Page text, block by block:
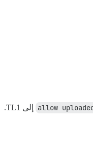
allow إلى TL1.